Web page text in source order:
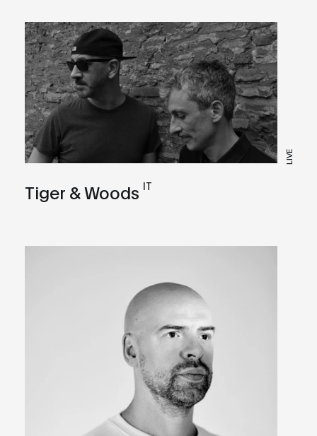
LIVE
Tiger & Woods IT